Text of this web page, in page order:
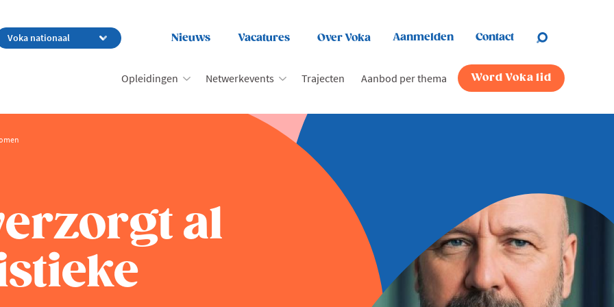
Nieuws Vacatures Over Voka Aanmelden Contact
Opleidingen Netwerkevents Trajecten Aanbod per thema Word Voka lid
al